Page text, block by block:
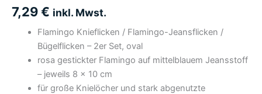
7,29€ inkl. Mwst.
Flamingo Knieflicken / Flamingo-Jeansflicken /
Bügelflicken – 2er Set, oval
rosa gestickter Flamingo auf mittelblauem Jeansstoff
– jeweils 8 × 10 cm
für große Knielöcher und stark abgenutzte